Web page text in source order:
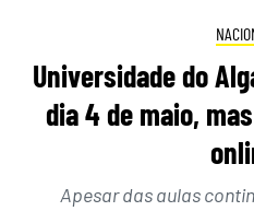
Universidade do
dia 4 de maio,
Apesar das aulas